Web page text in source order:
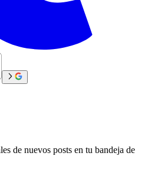
de nuevos posts en tu bandeja de